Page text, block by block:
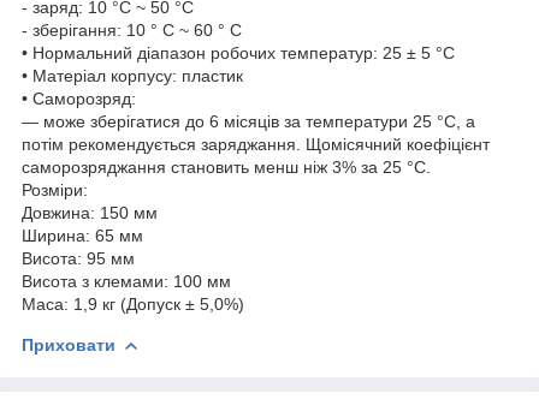
- заряд: 10 °C ~ 50 °C
- зберігання: 10 ° C ~ 60 ° C
• Нормальний діапазон робочих температур: 25 ± 5 °C
• Матеріал корпусу: пластик
• Саморозряд:
— може зберігатися до 6 місяців за температури 25 °C, а
потім рекомендується заряджання. Щомісячний коефіцієнт
саморозряджання становить менш ніж 3% за 25 °C.
Розміри:
Довжина: 150 мм
Ширина: 65 мм
Висота: 95 мм
Висота з клемами: 100 мм
Маса: 1,9 кг (Допуск ± 5,0%)
Приховати